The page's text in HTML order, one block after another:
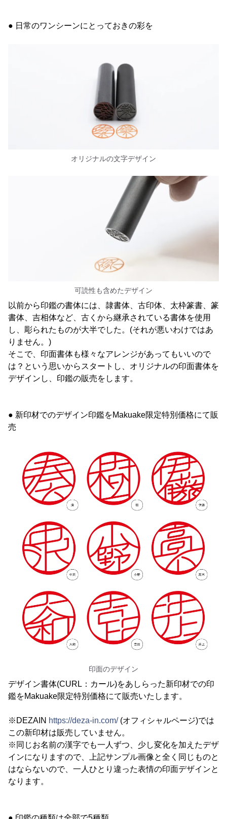
● 日常のワンシーンにとっておきの彩を
オリジナルの文字デザイン
可読性も含めたデザイン
以前から印鑑の書体には、隷書体、古印体、太枠篆書、篆
書体、吉相体など、古くから継承されている書体を使用
し、彫られたものが大半でした。(それが悪いわけではあ
りません。)
そこで、印面書体も様々なアレンジがあってもいいので
は？という思いからスタートし、オリジナルの印面書体を
デザインし、印鑑の販売をします。
● 新印材でのデザイン印鑑をMakuake限定特別価格にて販
売
印面のデザイン
デザイン書体(CURL：カール)をあしらった新印材での印
鑑をMakuake限定特別価格にて販売いたします。
※DEZAIN https://deza-in.com/(オフィシャルページ)では
この新印材は販売していません。
※同じお名前の漢字でも一人ずつ、少し変化を加えたデザ
インになりますので、上記サンプル画像と全く同じものと
はならないので、一人ひとり違った表情の印面デザインと
なります。